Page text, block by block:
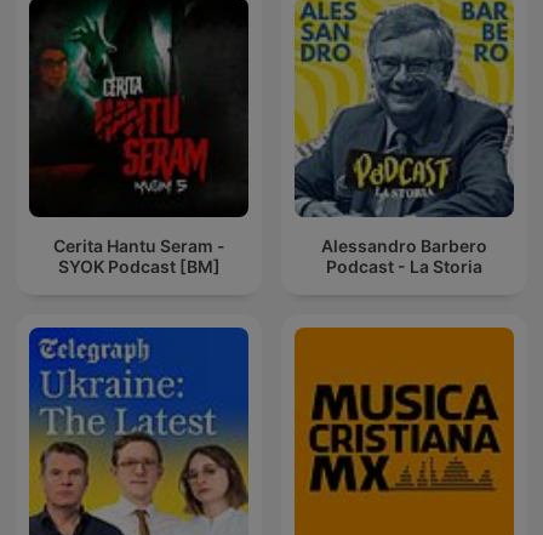
Cerita Hantu Seram -
SYOK Podcast [BM]
Alessandro Barbero
Podcast - La Storia